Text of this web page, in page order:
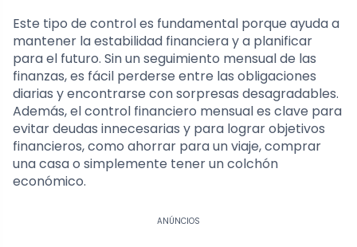
Este tipo de control es fundamental porque ayuda a
mantener la estabilidad financiera y a planificar
para el futuro. Sin un seguimiento mensual de las
finanzas, es fácil perderse entre las obligaciones
diarias y encontrarse con sorpresas desagradables.
Además, el control financiero mensual es clave para
evitar deudas innecesarias y para lograr objetivos
financieros, como ahorrar para un viaje, comprar
una casa o simplemente tener un colchón
económico.
ANÚNCIOS